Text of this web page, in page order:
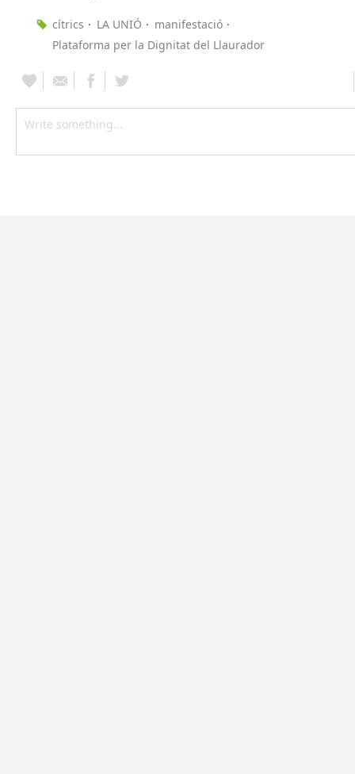
cítrics LA UNIÓ
manifestació
Plataforma per la Dignitat del Llaurador